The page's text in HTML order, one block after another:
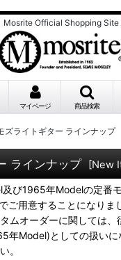
Mosrite Official Shopping Site
マイページ 商品検索
ズライトギター ラインナップ
ラインナップ [New
び1965年Modelの定番
ご用意することになりま
ムオーダーに関しては
年Model)としての扱いに
。